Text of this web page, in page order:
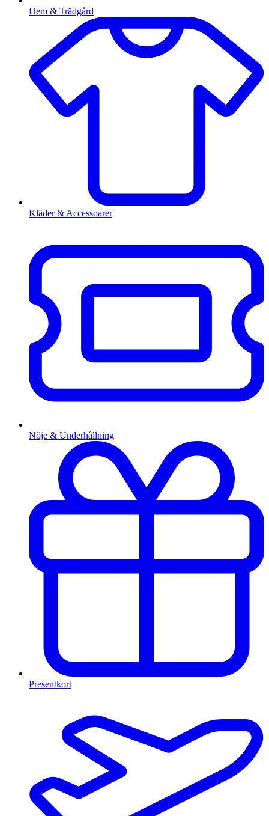
Hem & Trädgård
Kläder & Accessoarer
Nöje & Underhållning
Presentkort